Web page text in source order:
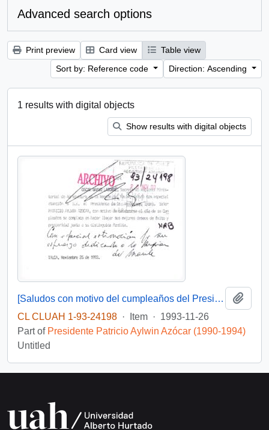
Advanced search options
Print preview Card view
Table view
Sort by: Reference code
Direction: Ascending
1 results with digital objects
Show results with digital objects
[Saludos con motivo del cumpleaños del Presidente]
CL CLUAH 1-93-24198 · Item · 1993-11-26
Part of Presidente Patricio Aylwin Azócar (1990-1994)
Untitled